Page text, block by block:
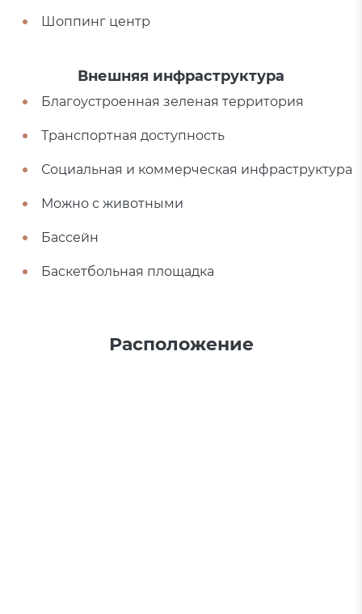
Шоппинг центр
Внешняя инфраструктура
Благоустроенная зеленая территория
Транспортная доступность
Социальная и коммерческая инфраструктура
Можно с животными
Бассейн
Баскетбольная площадка
Расположение